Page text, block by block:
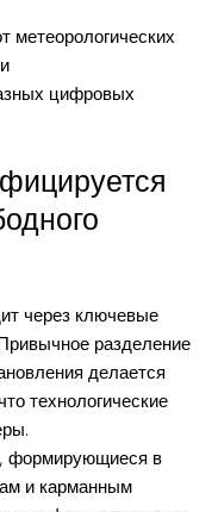
метеорологических
цифровых
через ключевые
разделение
делается
технологические
формирующиеся в
и карманным